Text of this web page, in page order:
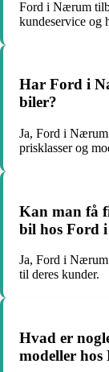
Ford i Nærum
kundeservice og
Har Ford i
biler?
Ja, Ford i
prisklasser og
Kan man få
bil hos Ford
Ja, Ford i
til deres kunder.
Hvad er
modeller